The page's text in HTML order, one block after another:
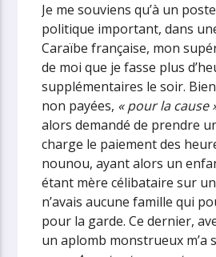
Je me souviens qu’à un
politique important, dans
Caraïbe française, mon
de moi que je fasse plus
supplémentaires le soir.
non payées, « pour la cause
alors demandé de prendre
charge le paiement des
nounou, ayant alors un
étant mère célibataire sur
n’avais aucune famille qui
pour la garde. Ce dernier,
un aplomb monstrueux m’a